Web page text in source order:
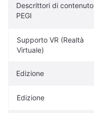
Descrittori di contenuto
PEGI
Supporto VR (Realtà
Virtuale)
Edizione
Edizione